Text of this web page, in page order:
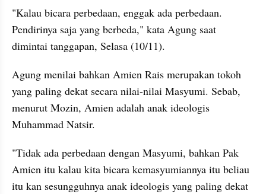
"Kalau bicara perbedaan, enggak ada perbedaan.
Pendirinya saja yang berbeda," kata Agung saat
dimintai tanggapan, Selasa (10/11).
Agung menilai bahkan Amien Rais merupakan tokoh
yang paling dekat secara nilai-nilai Masyumi. Sebab,
menurut Mozin, Amien adalah anak ideologis
Muhammad Natsir.
"Tidak ada perbedaan dengan Masyumi, bahkan Pak
Amien itu kalau kita bicara kemasyumiannya itu beliau
itu kan sesungguhnya anak ideologis yang paling dekat